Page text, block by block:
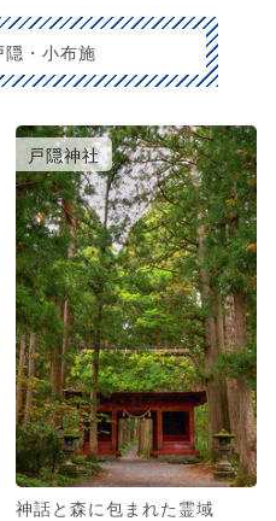
・小布施
戸隠神社
神話と森に包まれた霊域